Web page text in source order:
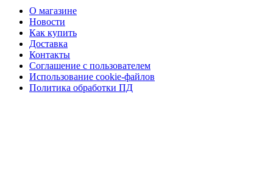
О магазине
Новости
Как купить
Доставка
Контакты
Соглашение с пользователем
Использование cookie-файлов
Политика обработки ПД